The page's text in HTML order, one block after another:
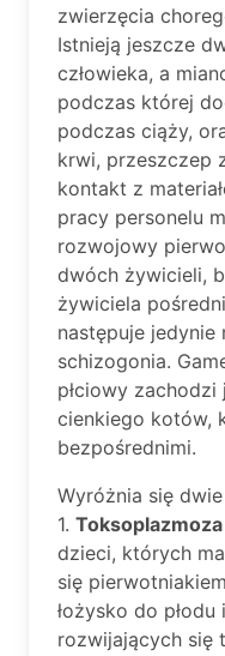
zwierzęcia
Istnieją jeszcze
człowieka, a
podczas której
podczas ciąży,
krwi, przeszczep
kontakt z
pracy personelu
rozwojowy
dwóch żywicieli,
żywiciela
następuje jedynie
schizogonia.
płciowy
cienkiego kotów,
bezpośrednimi.
Wyróżnia się
1.
dzieci, których
się
łożysko do
rozwijających się